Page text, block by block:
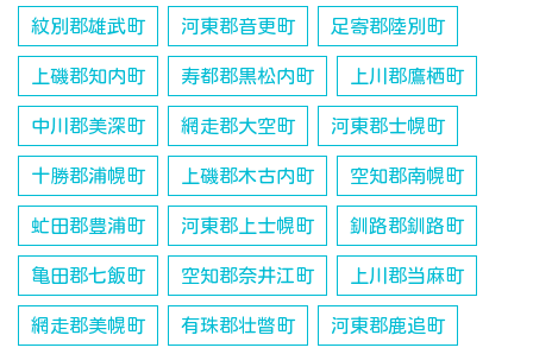
紋別郡雄武町 河東郡音更町 足寄郡陸別町
上磯郡知内町 寿都郡黒松内町 上川郡鷹栖町
中川郡美深町 網走郡大空町 河東郡士幌町
十勝郡浦幌町 上磯郡木古内町 空知郡南幌町
虻田郡豊浦町 河東郡上士幌町 釧路郡釧路町
亀田郡七飯町 空知郡奈井江町 上川郡当麻町
網走郡美幌町 有珠郡壮瞥町 河東郡鹿追町